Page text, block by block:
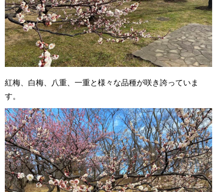
紅梅、白梅、八重、一重と様々な品種が咲き誇っていま
す。